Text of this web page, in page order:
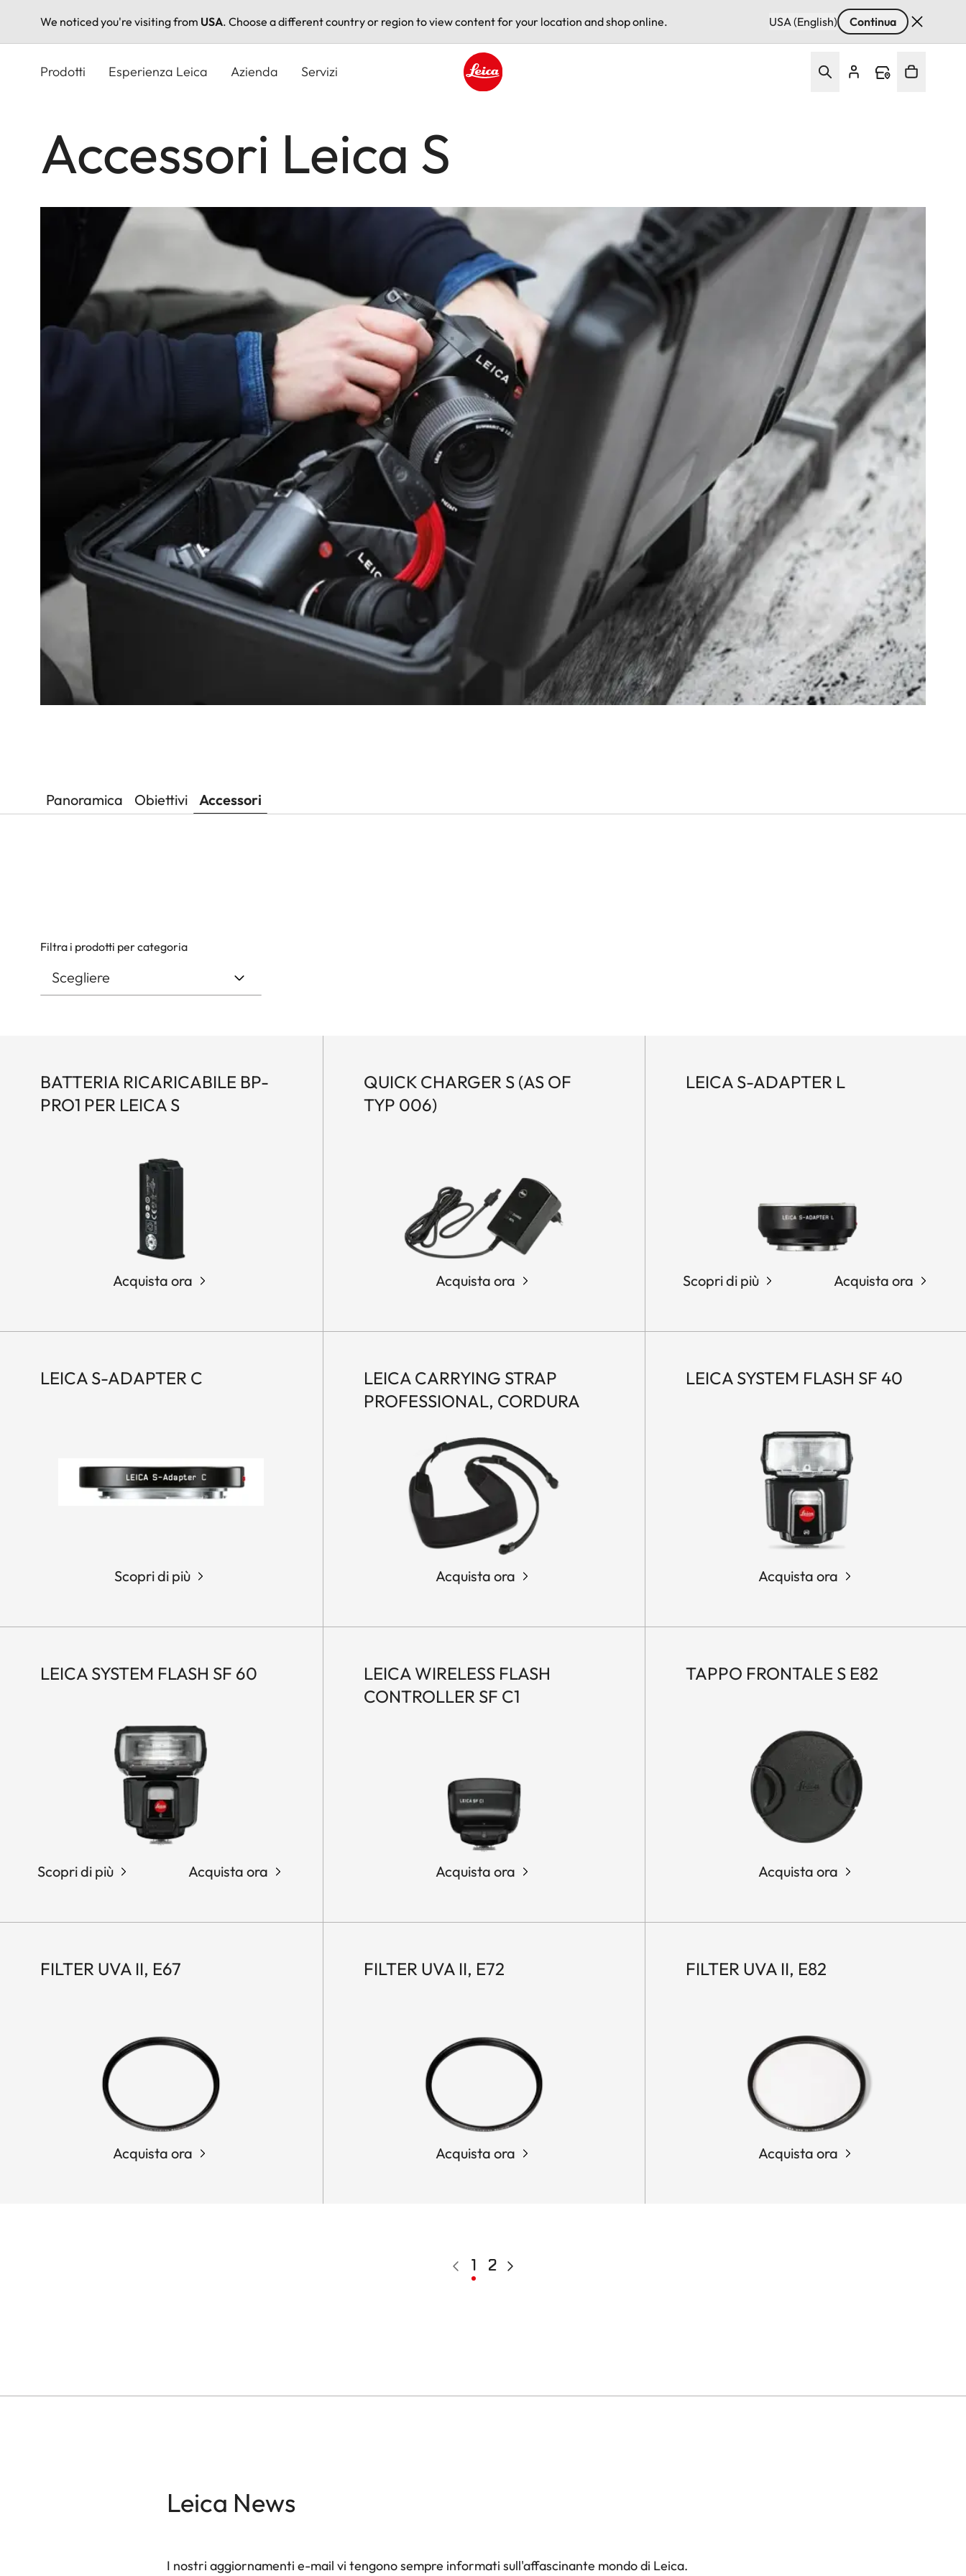
We noticed you're visiting from USA. Choose a different country or region to view content for your location and shop online. USA (English) Continua
Prodotti Esperienza Leica Azienda Servizi
Accessori Leica S
Panoramica Obiettivi Accessori
Filtra i prodotti per categoria
BATTERIA RICARICABILE BP-
PRO1 PER LEICA S
Acquista ora
QUICK CHARGER S (AS OF
TYP 006)
Acquista ora
LEICA S-ADAPTER L
Scopri di più Acquista ora
LEICA S-ADAPTER C
Scopri di più
LEICA CARRYING STRAP
PROFESSIONAL, CORDURA
Acquista ora
LEICA SYSTEM FLASH SF 40
Acquista ora
LEICA SYSTEM FLASH SF 60
Scopri di più Acquista ora
LEICA WIRELESS FLASH
CONTROLLER SF C1
Acquista ora
TAPPO FRONTALE S E82
Acquista ora
FILTER UVA II, E67
Acquista ora
FILTER UVA II, E72
Acquista ora
FILTER UVA II, E82
Acquista ora
Pagina
precedente
Pagina
attuale
1 Page
2 Pagina
Leica News
I nostri aggiornamenti e-mail vi tengono sempre informati sull'affascinante mondo di Leica.